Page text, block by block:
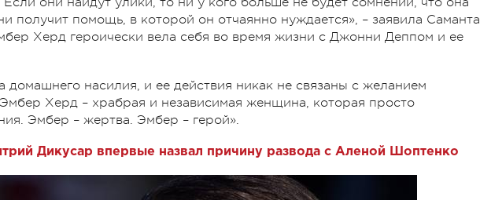
получит помощь, в которой он отчаянно нуждается», – заявила Саманта
Херд героически вела себя во время жизни с Джонни Деппом и ее
домашнего насилия, и ее действия никак не связаны с желанием
Херд – храбрая и независимая женщина, которая просто
Эмбер – жертва. Эмбер – герой».
Дикусар впервые назвал причину развода с Аленой Шоптенко